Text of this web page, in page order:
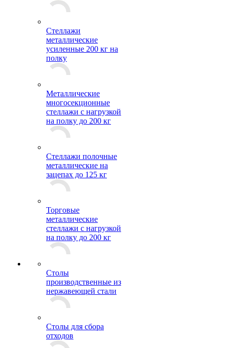
Стеллажи
металлические
усиленные 200 кг на
полку
Металлические
многосекционные
стеллажи с нагрузкой
на полку до 200 кг
Стеллажи полочные
металлические на
зацепах до 125 кг
Торговые
металлические
стеллажи с нагрузкой
на полку до 200 кг
Столы
производственные из
нержавеющей стали
Столы для сбора
отходов